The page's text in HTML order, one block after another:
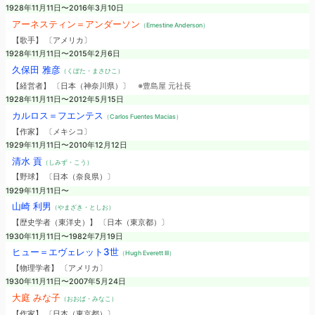
1928年11月11日〜2016年3月10日
アーネスティン＝アンダーソン （Ernestine Anderson）
【歌手】 〔アメリカ〕
1928年11月11日〜2015年2月6日
久保田 雅彦（くぼた・まさひこ）
【経営者】 〔日本（神奈川県）〕 ※豊島屋 元社長
1928年11月11日〜2012年5月15日
カルロス＝フエンテス （Carlos Fuentes Macias）
【作家】 〔メキシコ〕
1929年11月11日〜2010年12月12日
清水 貢（しみず・こう）
【野球】 〔日本（奈良県）〕
1929年11月11日〜
山崎 利男 （やまざき・としお）
【歴史学者（東洋史）】 〔日本（東京都）〕
1930年11月11日〜1982年7月19日
ヒュー＝エヴェレット3世（Hugh Everett III）
【物理学者】 〔アメリカ〕
1930年11月11日〜2007年5月24日
大庭 みな子（おおば・みなこ）